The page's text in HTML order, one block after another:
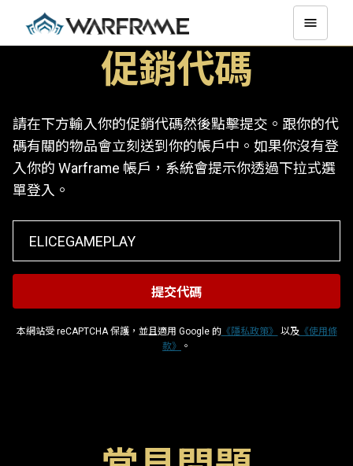
促銷代碼
請在下方輸入你的促銷代碼然後點擊提交。跟你的代
碼有關的物品會立刻送到你的帳戶中。如果你沒有登
入你的 Warframe 帳戶，系統會提示你透過下拉式選
單登入。
本網站受 reCAPTCHA 保護，並且適用 Google 的《隱私政策》 以及《使用條
款》
。